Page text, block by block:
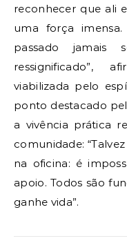
reconhecer que ali
uma força
passado
ressignificado”,
viabilizada pelo
ponto destacado
a vivência prática
comunidade:
na oficina: é
apoio. Todos são
ganhe vida”.